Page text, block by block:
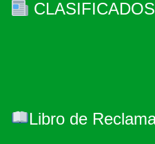
CLASIFICADOS
Libro de